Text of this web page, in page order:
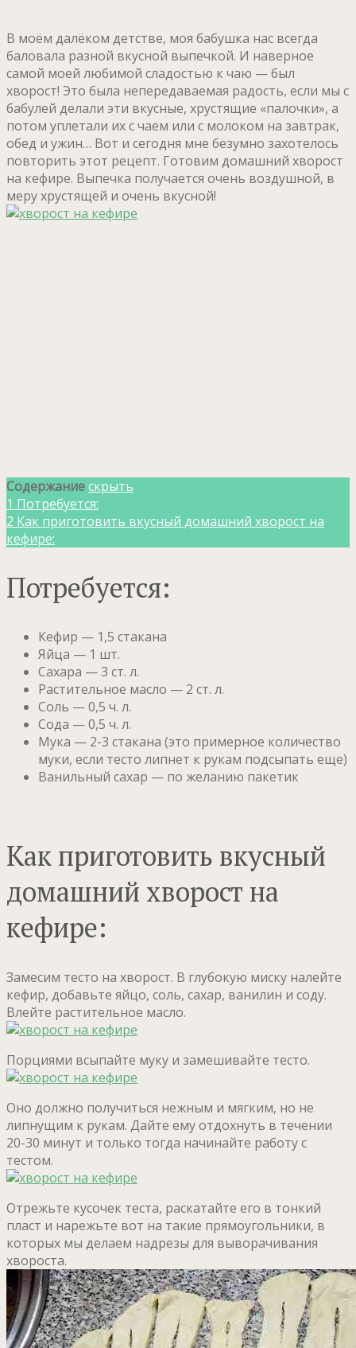
В моём далёком детстве, моя бабушка нас всегда
баловала разной вкусной выпечкой. И наверное
самой моей любимой сладостью к чаю — был
хворост! Это была непередаваемая радость, если мы с
бабулей делали эти вкусные, хрустящие «палочки», а
потом уплетали их с чаем или с молоком на завтрак,
обед и ужин… Вот и сегодня мне безумно захотелось
повторить этот рецепт. Готовим домашний хворост
на кефире. Выпечка получается очень воздушной, в
меру хрустящей и очень вкусной!
Содержаниескрыть
1 Потребуется:
2 Как приготовить вкусный домашний хворост на
кефире:
Потребуется:
Кефир — 1,5 стакана
Яйца — 1 шт.
Сахара — 3 ст. л.
Растительное масло — 2 ст. л.
Соль — 0,5 ч. л.
Сода — 0,5 ч. л.
Мука — 2-3 стакана (это примерное количество
муки, если тесто липнет к рукам подсыпать еще)
Ванильный сахар — по желанию пакетик
Как приготовить вкусный
домашний хворост на
кефире:
Замесим тесто на хворост. В глубокую миску налейте
кефир, добавьте яйцо, соль, сахар, ванилин и соду.
Влейте растительное масло.
Порциями всыпайте муку и замешивайте тесто.
Оно должно получиться нежным и мягким, но не
липнущим к рукам. Дайте ему отдохнуть в течении
20-30 минут и только тогда начинайте работу с
тестом.
Отрежьте кусочек теста, раскатайте его в тонкий
пласт и нарежьте вот на такие прямоугольники, в
которых мы делаем надрезы для выворачивания
хвороста.